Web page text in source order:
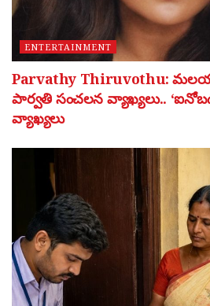
ENTERTAINMENT
Parvathy Thiruvothu:
పార్వతి సంచలన వ్యాఖ్యలు..
వ్యాఖ్యలు